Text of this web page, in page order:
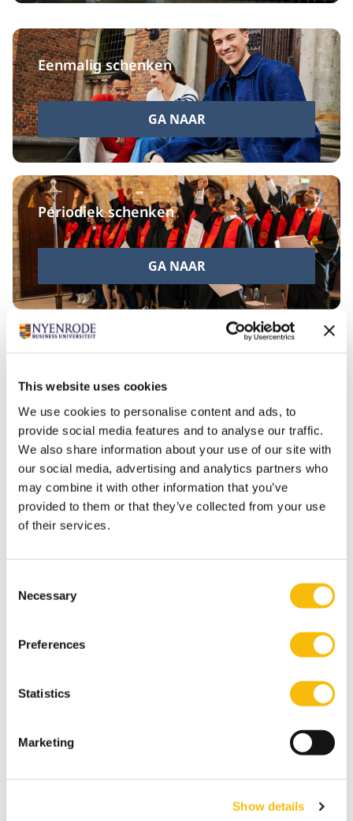
This website uses cookies
We use cookies to personalise content and ads, to
provide social media features and to analyse our traffic.
We also share information about your use of our site with
our social media, advertising and analytics partners who
may combine it with other information that you’ve
provided to them or that they’ve collected from your use
of their services.
Selection
Necessary
Preferences
Statistics
Marketing
Show details
Eenmalig schenken
GA NAAR
Periodiek schenken
GA NAAR
Fonds op Naam
GA NAAR
Nalaten